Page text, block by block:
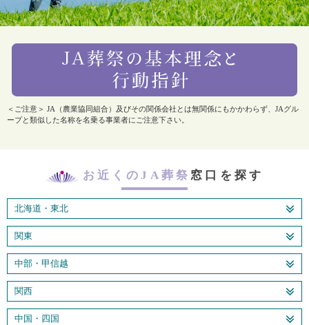
＜ご注意＞ JA（農業協同組合）及びその関係会社とは無関係にもかかわらず、JAグル
ープと類似した名称を名乗る事業者にご注意下さい。
お近くのJA葬祭 窓口を探す
北海道・東北
関東
中部・甲信越
関西
中国・四国